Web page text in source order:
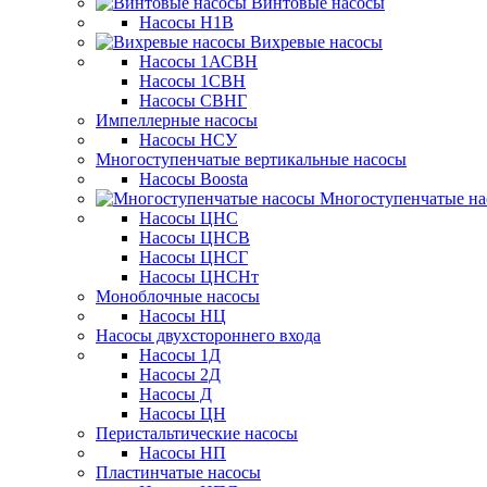
Насосы Н1В
Вихревые насосы
Насосы 1АСВН
Насосы 1СВН
Насосы СВНГ
Импеллерные насосы
Насосы НСУ
Многоступенчатые вертикальные насосы
Насосы Boosta
Многоступенчатые
Насосы ЦНС
Насосы ЦНСВ
Насосы ЦНСГ
Насосы ЦНСНт
Моноблочные насосы
Насосы НЦ
Насосы двухстороннего входа
Насосы 1Д
Насосы 2Д
Насосы Д
Насосы ЦН
Перистальтические насосы
Насосы НП
Пластинчатые насосы